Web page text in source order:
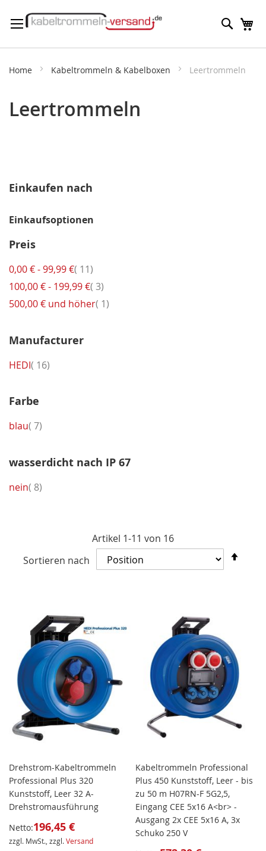
zum
Suche
Home Kabeltrommeln & Kabelboxen Leertrommeln
Leertrommeln
Artikel 1-11 von 16
Sortieren nach
Drehstrom-Kabeltrommeln
Professional Plus 320
Kunststoff, Leer 32 A-
Drehstromausführung
Netto:196,45 €
zzgl. MwSt., zzgl.Versand
Kabeltrommeln Professional
Plus 450 Kunststoff, Leer - bis
zu 50 m H07RN-F 5G2,5,
Eingang CEE 5x16 A<br> -
Ausgang 2x CEE 5x16 A, 3x
Schuko 250 V
Einkaufen nach
Einkaufsoptionen
Preis
0,00 €-99,99 € 11Artikel
100,00 €- 199,99 € 3Artikel
500,00 € und höher 1Artikel
Manufacturer
HEDI 16Artikel
Farbe
blau 7Artikel
wasserdicht nach IP 67
nein 8Artikel